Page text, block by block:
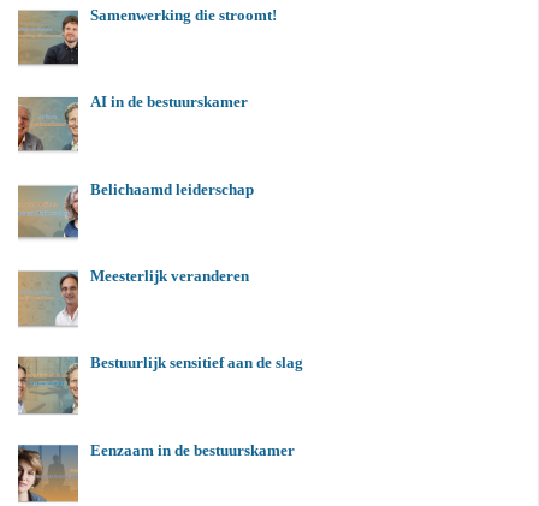
Samenwerking die stroomt!
AI in de bestuurskamer
Belichaamd leiderschap
Meesterlijk veranderen
Bestuurlijk sensitief aan de slag
Eenzaam in de bestuurskamer